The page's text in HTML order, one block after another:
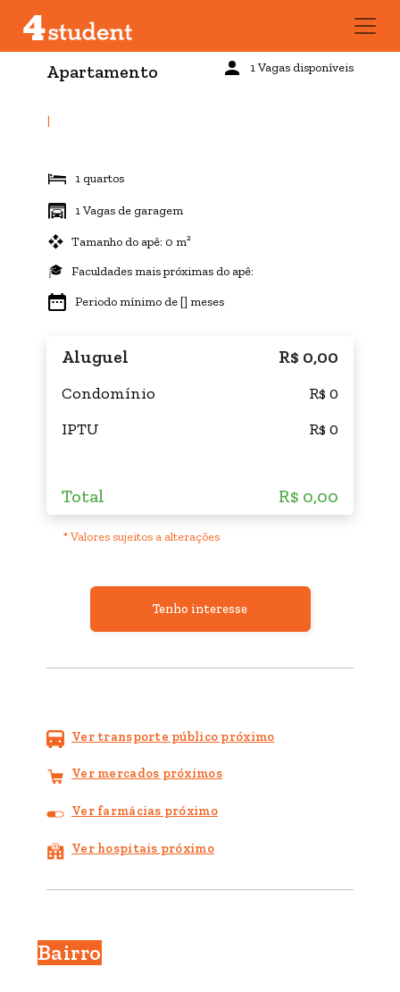
Apartamento
|
1 quartos
1 Vagas disponíveis
1 Vagas de garagem
Tamanho do apê: 0 m²
Faculdades mais próximas do apê:
Periodo mínimo de [] meses
Aluguel R$ 0,00
Condomínio
R$ 0
IPTU
R$ 0
Total R$ 0,00
* Valores sujeitos a alterações
Tenho interesse
Ver transporte público próximo
Ver mercados próximos
Ver farmácias próximo
Ver hospitais próximo
Bairro